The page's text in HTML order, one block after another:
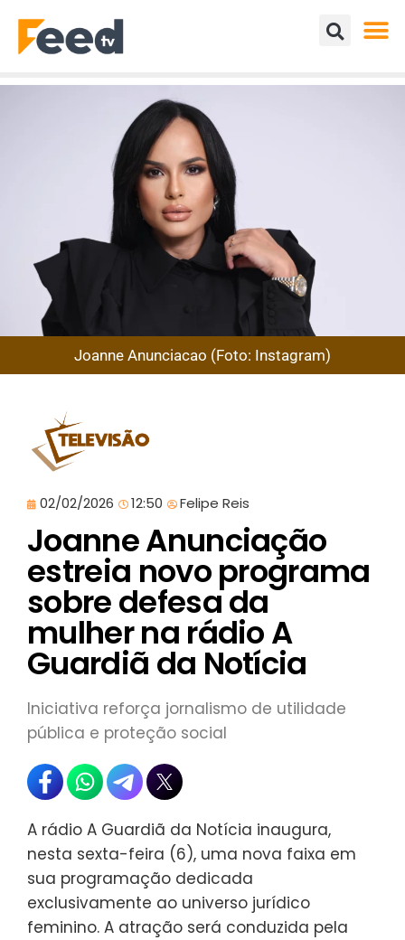
Joanne Anunciacao (Foto: Instagram)
02/02/2026 12:50 Felipe Reis
Joanne Anunciação
estreia novo programa
sobre defesa da
mulher na rádio A
Guardiã da Notícia
Iniciativa reforça jornalismo de utilidade
pública e proteção social
A rádio A Guardiã da Notícia inaugura,
nesta sexta-feira (6), uma nova faixa em
sua programação dedicada
exclusivamente ao universo jurídico
feminino. A atração será conduzida pela